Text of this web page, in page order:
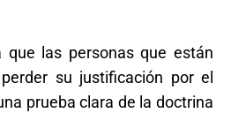
que las personas que están
su justificación por el
prueba clara de la doctrina